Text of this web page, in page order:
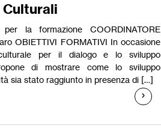
la formazione COORDINATORE
OBIETTIVI FORMATIVI In occasione
per il dialogo e lo sviluppo
di mostrare come lo sviluppo
sia stato raggiunto in presenza di […]